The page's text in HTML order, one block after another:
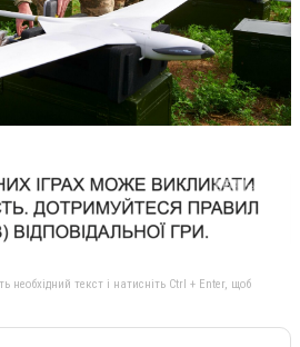
необхідний текст і натисніть Ctrl + Enter, щоб